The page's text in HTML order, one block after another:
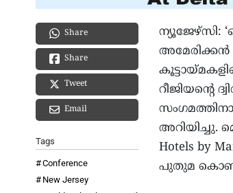
Share
Share
Tweet
Email
Tags
Conference
New Jersey
ന്യൂജേഴ്‌സി:
അമേരിക്കന്‍
റീജിയന്റെ
അറിയിച്ചു.
Hotels by
പുതുമ